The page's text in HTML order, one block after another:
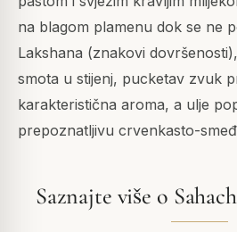
na blagom plamenu dok se ne
Lakshana (znakovi
smota u stijenj, pucketav zvuk
karakteristična aroma, a ulje
prepoznatljivu crvenkasto-
Saznajte više o